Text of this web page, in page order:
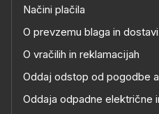
Načini plačila
O prevzemu blaga in dostavi
O vračilih in reklamacijah
Oddaj odstop od pogodbe
Oddaja odpadne električne